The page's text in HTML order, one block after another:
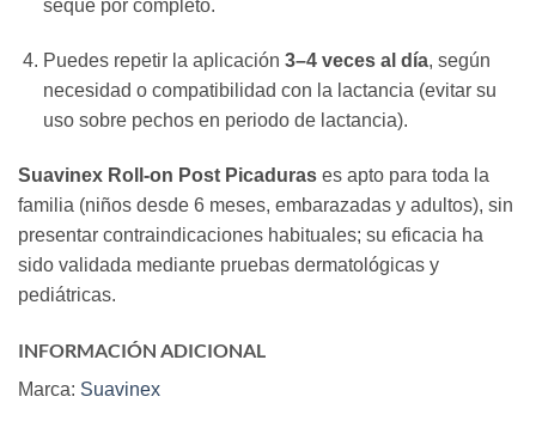
seque por completo.
Puedes repetir la aplicación 3–4 veces al día, según
necesidad o compatibilidad con la lactancia (evitar su
uso sobre pechos en periodo de lactancia).
Suavinex Roll‑on Post Picaduras es apto para toda la
familia (niños desde 6 meses, embarazadas y adultos), sin
presentar contraindicaciones habituales; su eficacia ha
sido validada mediante pruebas dermatológicas y
pediátricas.
INFORMACIÓN ADICIONAL
Marca: Suavinex